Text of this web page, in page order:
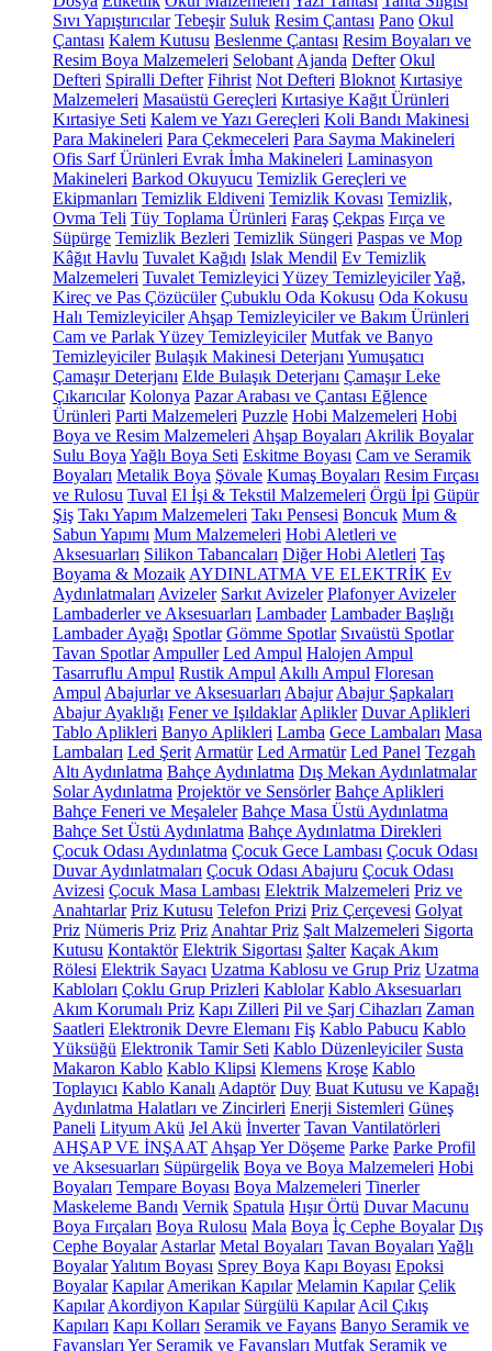
Sıvı Yapıştırıcılar Tebeşir Suluk Resim Çantası Pano Okul
Çantası Kalem Kutusu Beslenme Çantası Resim Boyaları ve
Resim Boya Malzemeleri Selobant Ajanda Defter Okul
Defteri Spiralli Defter Fihrist Not Defteri Bloknot Kırtasiye
Malzemeleri Masaüstü Gereçleri Kırtasiye Kağıt Ürünleri
Kırtasiye Seti Kalem ve Yazı Gereçleri Koli Bandı Makinesi
Para Makineleri Para Çekmeceleri Para Sayma Makineleri
Ofis Sarf Ürünleri Evrak İmha Makineleri Laminasyon
Makineleri Barkod Okuyucu Temizlik Gereçleri ve
Ekipmanları Temizlik Eldiveni Temizlik Kovası Temizlik,
Ovma Teli Tüy Toplama Ürünleri Faraş Çekpas Fırça ve
Süpürge Temizlik Bezleri Temizlik Süngeri Paspas ve Mop
Kâğıt Havlu Tuvalet Kağıdı Islak Mendil Ev Temizlik
Malzemeleri Tuvalet Temizleyici Yüzey TemizleyicilerYağ,
Kireç ve Pas Çözücüler Çubuklu Oda Kokusu Oda Kokusu
Halı Temizleyiciler Ahşap Temizleyiciler ve Bakım Ürünleri
Cam ve Parlak Yüzey Temizleyiciler Mutfak ve Banyo
Temizleyiciler Bulaşık Makinesi Deterjanı Yumuşatıcı
Çamaşır Deterjanı Elde Bulaşık Deterjanı Çamaşır Leke
Çıkarıcılar Kolonya Pazar Arabası ve Çantası Eğlence
Ürünleri Parti Malzemeleri Puzzle Hobi Malzemeleri Hobi
Boya ve Resim Malzemeleri Ahşap Boyaları Akrilik Boyalar
Sulu Boya Yağlı Boya Seti Eskitme Boyası Cam ve Seramik
Boyaları Metalik Boya Şövale Kumaş Boyaları Resim Fırçası
ve Rulosu Tuval El İşi & Tekstil Malzemeleri Örgü İpi Güpür
Şiş Takı Yapım Malzemeleri Takı Pensesi Boncuk Mum &
Sabun Yapımı Mum Malzemeleri Hobi Aletleri ve
Aksesuarları Silikon Tabancaları Diğer Hobi Aletleri Taş
Boyama & Mozaik AYDINLATMA VE ELEKTRİK Ev
Aydınlatmaları Avizeler Sarkıt Avizeler Plafonyer Avizeler
Lambaderler ve Aksesuarları Lambader Lambader Başlığı
Lambader Ayağı Spotlar Gömme Spotlar Sıvaüstü Spotlar
Tavan Spotlar Ampuller Led Ampul Halojen Ampul
Tasarruflu Ampul Rustik Ampul Akıllı Ampul Floresan
Ampul Abajurlar ve Aksesuarları Abajur Abajur Şapkaları
Abajur Ayaklığı Fener ve Işıldaklar Aplikler Duvar Aplikleri
Tablo Aplikleri Banyo Aplikleri Lamba Gece Lambaları Masa
Lambaları Led Şerit Armatür Led Armatür Led Panel Tezgah
Altı Aydınlatma Bahçe Aydınlatma Dış Mekan Aydınlatmalar
Solar Aydınlatma Projektör ve Sensörler Bahçe Aplikleri
Bahçe Feneri ve Meşaleler Bahçe Masa Üstü Aydınlatma
Bahçe Set Üstü Aydınlatma Bahçe Aydınlatma Direkleri
Çocuk Odası Aydınlatma Çocuk Gece Lambası Çocuk Odası
Duvar Aydınlatmaları Çocuk Odası Abajuru Çocuk Odası
Avizesi Çocuk Masa Lambası Elektrik Malzemeleri Priz ve
Anahtarlar Priz Kutusu Telefon Prizi Priz Çerçevesi Golyat
Priz Nümeris Priz Priz Anahtar Priz Şalt Malzemeleri Sigorta
Kutusu Kontaktör Elektrik Sigortası Şalter Kaçak Akım
Rölesi Elektrik Sayacı Uzatma Kablosu ve Grup Priz Uzatma
Kabloları Çoklu Grup Prizleri Kablolar Kablo Aksesuarları
Akım Korumalı Priz Kapı Zilleri Pil ve Şarj Cihazları Zaman
Saatleri Elektronik Devre Elemanı Fiş Kablo Pabucu Kablo
Yüksüğü Elektronik Tamir Seti Kablo Düzenleyiciler Susta
Makaron Kablo Kablo Klipsi Klemens Kroşe Kablo
Toplayıcı Kablo Kanalı Adaptör Duy Buat Kutusu ve Kapağı
Aydınlatma Halatları ve Zincirleri Enerji Sistemleri Güneş
Paneli Lityum Akü Jel Akü İnverter Tavan Vantilatörleri
AHŞAP VE İNŞAAT Ahşap Yer Döşeme Parke Parke Profil
ve Aksesuarları Süpürgelik Boya ve Boya Malzemeleri Hobi
Boyaları Tempare Boyası Boya Malzemeleri Tinerler
Maskeleme Bandı Vernik Spatula Hışır Örtü Duvar Macunu
Boya Fırçaları Boya Rulosu Mala Boya İç Cephe Boyalar Dış
Cephe Boyalar Astarlar Metal Boyaları Tavan Boyaları Yağlı
BoyalarYalıtım Boyası Sprey Boya Kapı Boyası Epoksi
Boyalar Kapılar Amerikan Kapılar Melamin Kapılar Çelik
Kapılar Akordiyon Kapılar Sürgülü Kapılar Acil Çıkış
Kapıları Kapı Kolları Seramik ve Fayans Banyo Seramik ve
Fayansları Yer Seramik ve Fayansları Mutfak Seramik ve